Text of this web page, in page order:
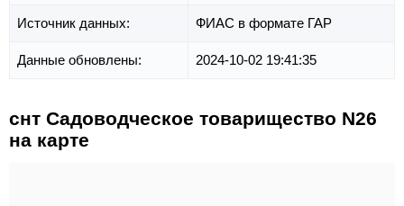
Источник данных: ФИАС в формате ГАР
Данные обновлены: 2024-10-02 19:41:35
снт Садоводческое товарищество N26
на карте